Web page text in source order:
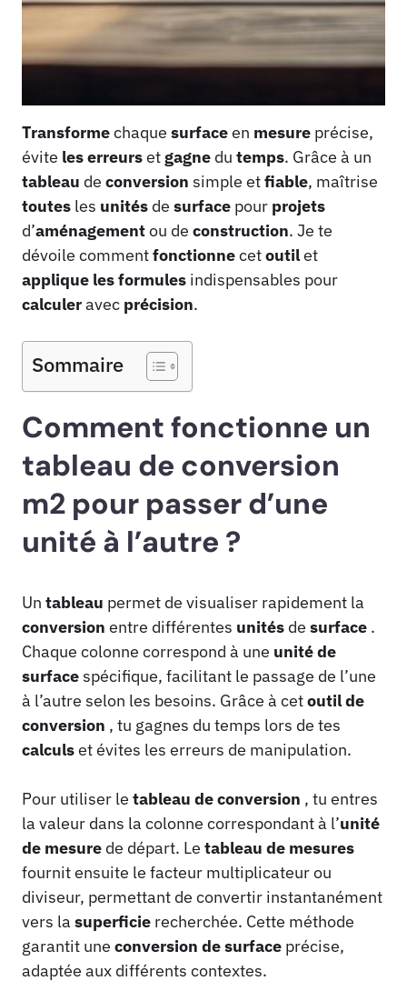
Transformechaque surfaceen mesure précise,
évite les erreursetgagne du temps. Grâce à un
tableau de conversion simple etfiable, maîtrise
toutes les unités de surface pour projets
d’aménagementou de construction. Je te
dévoile commentfonctionnecetoutilet
applique les formules indispensables pour
calculeravec précision.
Sommaire
Comment fonctionne un
tableau de conversion
m2 pour passer d’une
unité à l’autre ?
Un tableau permet de visualiser rapidement la
conversion entre différentes unités de surface .
Chaque colonne correspond à une unité de
surfacespécifique, facilitant le passage de l’une
à l’autre selon les besoins. Grâce à cetoutil de
conversion , tu gagnes du temps lors de tes
calculset évites les erreurs de manipulation.
Pour utiliser le tableau de conversion , tu entres
la valeur dans la colonne correspondant à l’unité
de mesure de départ. Le tableau de mesures
fournit ensuite le facteur multiplicateur ou
diviseur, permettant de convertir instantanément
vers la superficie recherchée. Cette méthode
garantit une conversion de surface précise,
adaptée aux différents contextes.